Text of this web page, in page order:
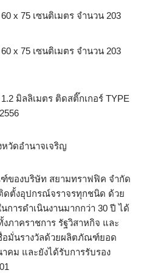
x 75 เซนติเมตร จำนวน 203
x 75 เซนติเมตร จำนวน 203
มิลลิเมตร ติดสติ๊กเกอร์ TYPE
หวัดอำนาจเจริญ
ของบริษัท สยามทราฟฟิค จำกัด
ดตั้งอุปกรณ์จราจรทุกชนิด ด้วย
ารดำเนินงานมากกว่า 30 ปี ได้
ภาคราชการ รัฐวิสาหกิจ และ
อมั่นรางวัลด้วยผลิตภัณฑ์ยอด
คม และยังได้รับการรับรอง